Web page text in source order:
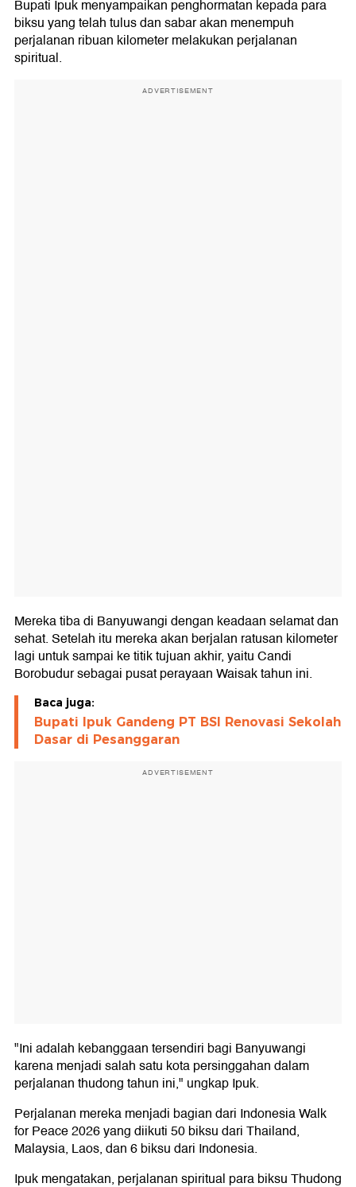
Bupati Ipuk menyampaikan penghormatan kepada para
biksu yang telah tulus dan sabar akan menempuh
perjalanan ribuan kilometer melakukan perjalanan
spiritual.
ADVERTISEMENT
Mereka tiba di Banyuwangi dengan keadaan selamat dan
sehat. Setelah itu mereka akan berjalan ratusan kilometer
lagi untuk sampai ke titik tujuan akhir, yaitu Candi
Borobudur sebagai pusat perayaan Waisak tahun ini.
Baca juga:
Bupati Ipuk Gandeng PT BSI Renovasi Sekolah
Dasar di Pesanggaran
ADVERTISEMENT
"Ini adalah kebanggaan tersendiri bagi Banyuwangi
karena menjadi salah satu kota persinggahan dalam
perjalanan thudong tahun ini," ungkap Ipuk.
Perjalanan mereka menjadi bagian dari Indonesia Walk
for Peace 2026 yang diikuti 50 biksu dari Thailand,
Malaysia, Laos, dan 6 biksu dari Indonesia.
Ipuk mengatakan, perjalanan spiritual para biksu Thudong